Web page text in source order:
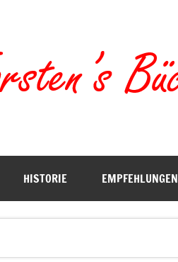
HISTORIE EMPFEHLUNGEN